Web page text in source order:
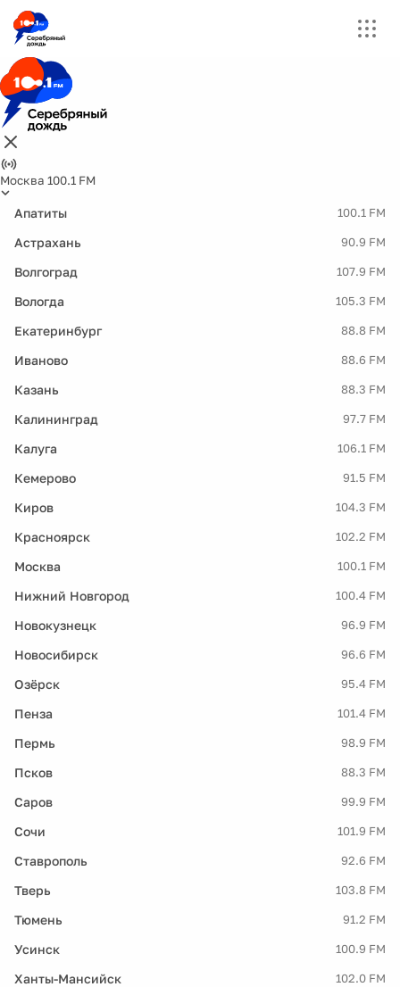
Москва 100.1 FM
Апатиты 100.1 FM
Астрахань 90.9 FM
Волгоград 107.9 FM
Вологда 105.3 FM
Екатеринбург 88.8 FM
Иваново 88.6 FM
Казань 88.3 FM
Калининград 97.7 FM
Калуга 106.1 FM
Кемерово 91.5 FM
Киров 104.3 FM
Красноярск 102.2 FM
Москва 100.1 FM
Нижний Новгород 100.4 FM
Новокузнецк 96.9 FM
Новосибирск 96.6 FM
Озёрск 95.4 FM
Пенза 101.4 FM
Пермь 98.9 FM
Псков 88.3 FM
Саров 99.9 FM
Сочи 101.9 FM
Ставрополь 92.6 FM
Тверь 103.8 FM
Тюмень 91.2 FM
Усинск 100.9 FM
Ханты-Мансийск 102.0 FM